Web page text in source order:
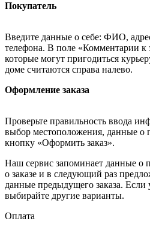
Покупатель
Введите данные о себе: ФИО,
телефона. В поле «Комментарии к
которые могут пригодиться
доме считаются справа налево.
Оформление заказа
Проверьте правильность ввода
выбор местоположения, данные о
кнопку «Оформить заказ».
Наш сервис запоминает данные о
о заказе и в следующий раз
данные предыдущего заказа. Если
выбирайте другие варианты.
Оплата